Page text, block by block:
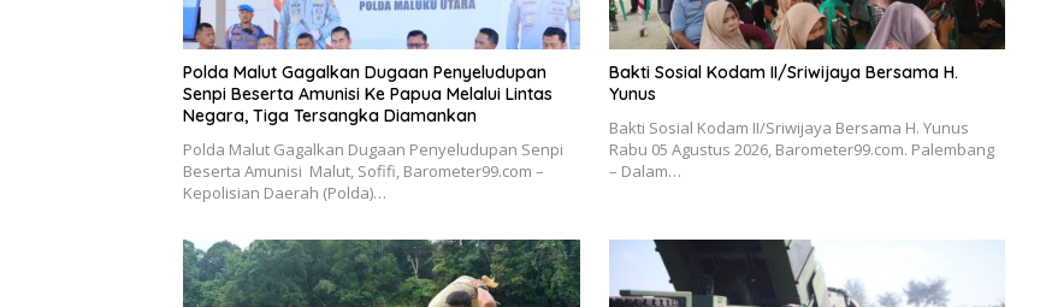
Polda Malut Gagalkan Dugaan Penyeludupan
Senpi Beserta Amunisi Ke Papua Melalui Lintas
Negara, Tiga Tersangka Diamankan
Polda Malut Gagalkan Dugaan Penyeludupan Senpi
Beserta Amunisi Malut, Sofifi, Barometer99.com –
Kepolisian Daerah (Polda)…
Bakti Sosial Kodam II/Sriwijaya Bersama H.
Yunus
Bakti Sosial Kodam II/Sriwijaya Bersama H. Yunus
Rabu 05 Agustus 2026, Barometer99.com. Palembang
– Dalam…